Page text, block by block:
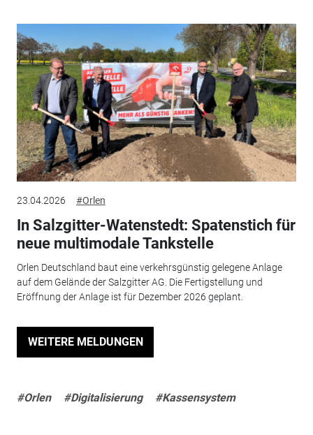
23.04.2026 #Orlen
In Salzgitter-Watenstedt: Spatenstich für
neue multimodale Tankstelle
Orlen Deutschland baut eine verkehrsgünstig gelegene Anlage
auf dem Gelände der Salzgitter AG. Die Fertigstellung und
Eröffnung der Anlage ist für Dezember 2026 geplant.
WEITERE MELDUNGEN
#Orlen #Digitalisierung #Kassensystem